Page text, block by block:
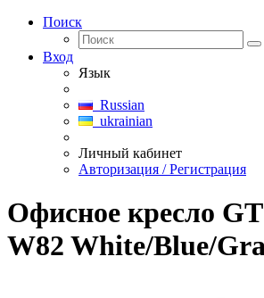
Поиск
Вход
Язык
Russian
ukrainian
Личный кабинет
Авторизация / Регистрация
Офисное кресло
W82 White/Blue/